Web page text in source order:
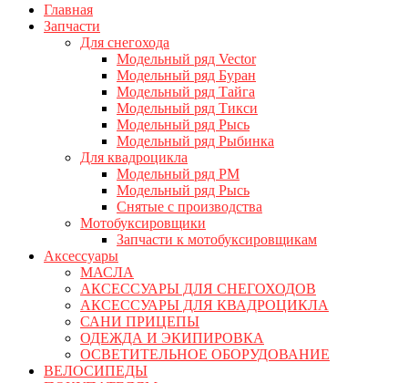
Главная
Запчасти
Для снегохода
Модельный ряд Vector
Модельный ряд Буран
Модельный ряд Тайга
Модельный ряд Тикси
Модельный ряд Рысь
Модельный ряд Рыбинка
Для квадроцикла
Модельный ряд РМ
Модельный ряд Рысь
Снятые с производства
Мотобуксировщики
Запчасти к мотобуксировщикам
Аксессуары
МАСЛА
АКСЕССУАРЫ ДЛЯ СНЕГОХОДОВ
АКСЕССУАРЫ ДЛЯ КВАДРОЦИКЛА
САНИ ПРИЦЕПЫ
ОДЕЖДА И ЭКИПИРОВКА
ОСВЕТИТЕЛЬНОЕ ОБОРУДОВАНИЕ
ВЕЛОСИПЕДЫ